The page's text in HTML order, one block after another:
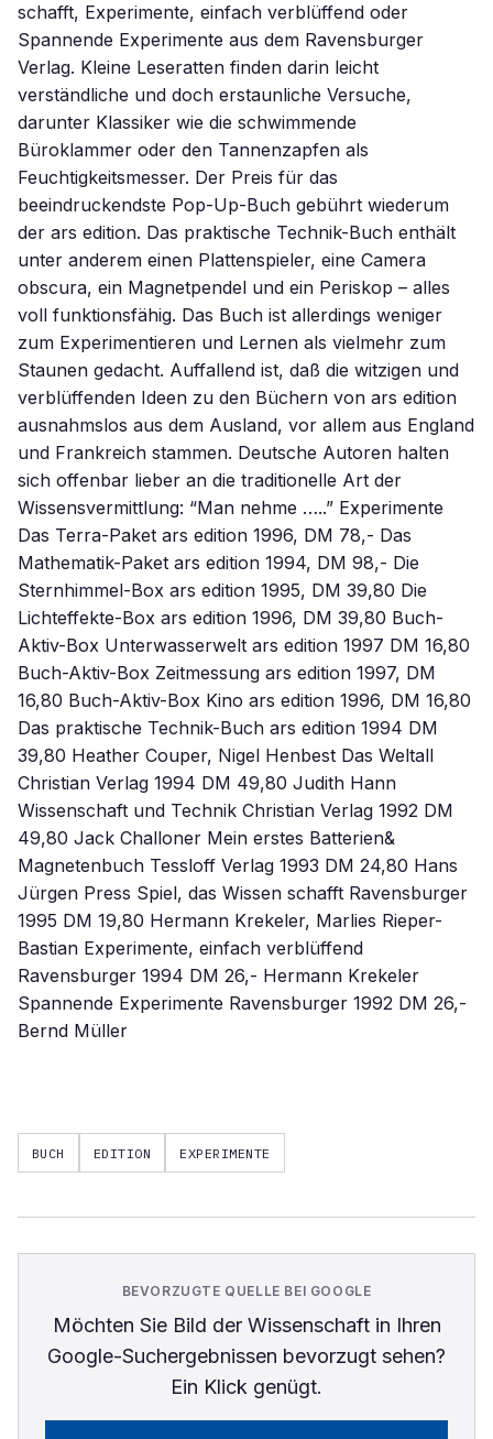
schafft, Experimente, einfach verblüffend oder
Spannende Experimente aus dem Ravensburger
Verlag. Kleine Leseratten finden darin leicht
verständliche und doch erstaunliche Versuche,
darunter Klassiker wie die schwimmende
Büroklammer oder den Tannenzapfen als
Feuchtigkeitsmesser. Der Preis für das
beeindruckendste Pop-Up-Buch gebührt wiederum
der ars edition. Das praktische Technik-Buch enthält
unter anderem einen Plattenspieler, eine Camera
obscura, ein Magnetpendel und ein Periskop – alles
voll funktionsfähig. Das Buch ist allerdings weniger
zum Experimentieren und Lernen als vielmehr zum
Staunen gedacht. Auffallend ist, daß die witzigen und
verblüffenden Ideen zu den Büchern von ars edition
ausnahmslos aus dem Ausland, vor allem aus England
und Frankreich stammen. Deutsche Autoren halten
sich offenbar lieber an die traditionelle Art der
Wissensvermittlung: “Man nehme …..” Experimente
Das Terra-Paket ars edition 1996, DM 78,- Das
Mathematik-Paket ars edition 1994, DM 98,- Die
Sternhimmel-Box ars edition 1995, DM 39,80 Die
Lichteffekte-Box ars edition 1996, DM 39,80 Buch-
Aktiv-Box Unterwasserwelt ars edition 1997 DM 16,80
Buch-Aktiv-Box Zeitmessung ars edition 1997, DM
16,80 Buch-Aktiv-Box Kino ars edition 1996, DM 16,80
Das praktische Technik-Buch ars edition 1994 DM
39,80 Heather Couper, Nigel Henbest Das Weltall
Christian Verlag 1994 DM 49,80 Judith Hann
Wissenschaft und Technik Christian Verlag 1992 DM
49,80 Jack Challoner Mein erstes Batterien&
Magnetenbuch Tessloff Verlag 1993 DM 24,80 Hans
Jürgen Press Spiel, das Wissen schafft Ravensburger
1995 DM 19,80 Hermann Krekeler, Marlies Rieper-
Bastian Experimente, einfach verblüffend
Ravensburger 1994 DM 26,- Hermann Krekeler
Spannende Experimente Ravensburger 1992 DM 26,-
Bernd Müller
BUCH EDITION EXPERIMENTE
BEVORZUGTE QUELLE BEI GOOGLE
Möchten Sie Bild der Wissenschaftin Ihren
Google-Suchergebnissen bevorzugt sehen?
Ein Klick genügt.